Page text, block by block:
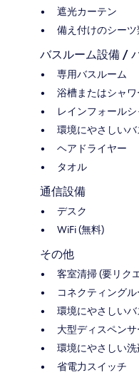
遮光カーテン
備え付けのシーツ
バスルーム設備 /
専用バスルーム
浴槽またはシャワ
レインフォール
環境にやさしいバ
ヘアドライヤー
タオル
通信設備
デスク
WiFi (無料)
その他
客室清掃 (要リク
コネクティング
環境にやさしいバ
大型ディスペン
環境にやさしい
省電力スイッチ